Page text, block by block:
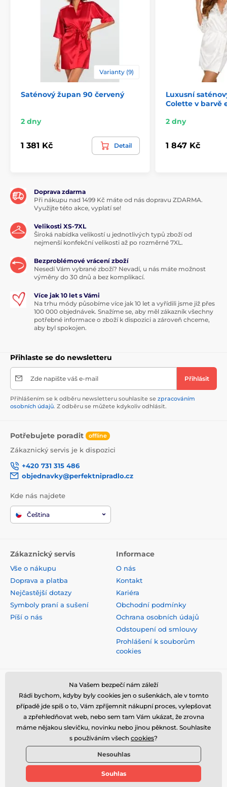
Varianty (9)
Saténový župan 90 červený
2 dny
1 381 Kč Detail
Luxusní
Colette v barvě
2 dny
1 847 Kč
Doprava zdarma
Při nákupu nad 1499 Kč máte od nás dopravu ZDARMA.
Využijte této akce, vyplatí se!
Velikosti XS-7XL
Široká nabídka velikostí u jednotlivých typů zboží od
nejmenší konfekční velikosti až po rozměrné 7XL.
Bezproblémové vrácení zboží
Nesedí Vám vybrané zboží? Nevadí, u nás máte možnost
výměny do 30 dnů a bez komplikací.
Více jak 10 let s Vámi
Na trhu módy působíme více jak 10 let a vyřídili jsme již přes
100 000 objednávek. Snažíme se, aby měl zákazník všechny
potřebné informace o zboží k dispozici a zároveň chceme,
aby byl spokojen.
Přihlaste se do newsletteru
Zde napište váš e-mail Přihlásit
Přihlášením se k odběru newsletteru souhlasíte se zpracováním
osobních údajů. Z odběru se můžete kdykoliv odhlásit.
Potřebujete poradit offline
Zákaznický servis je k dispozici
+420 731 315 486
objednavky@perfektnipradlo.cz
Kde nás najdete
Čeština
Zákaznický servis
Vše o nákupu
Doprava a platba
Nejčastější dotazy
Symboly praní a sušení
Píší o nás
Informace
O nás
Kontakt
Kariéra
Obchodní podmínky
Ochrana osobních údajů
Odstoupení od smlouvy
Prohlášení k souborům
cookies
Bezpečná platba kartou
© 2026 www.stylomat.cz ⦁ E-shop vytvořila
Na Vašem bezpečí nám záleží
Rádi bychom, kdyby byly cookies jen o sušenkách, ale v tomto
případě jde spíš o to, Vám zpříjemnit nákupní proces, vylepšovat
a zpřehledňovat web, nebo sem tam Vám ukázat, že zrovna
máme nějakou slevičku, novinku nebo jinou pěknost. Souhlasíte
s používáním všech cookies?
Nesouhlas
Souhlas